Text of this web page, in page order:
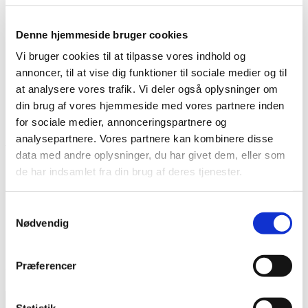
Denne hjemmeside bruger cookies
Vi bruger cookies til at tilpasse vores indhold og
annoncer, til at vise dig funktioner til sociale medier og til
at analysere vores trafik. Vi deler også oplysninger om
din brug af vores hjemmeside med vores partnere inden
for sociale medier, annonceringspartnere og
analysepartnere. Vores partnere kan kombinere disse
data med andre oplysninger, du har givet dem, eller som
de har indsamlet fra din brug af deres tjenester.
Nødvendig
Præferencer
Lim
Vippe- & Brynfarve
DIY Lashes
Gavekort
Nedsatte Varer
Showroom
Søg
Vare: Spider Gel Sort
Spider Gel Sort
Udsolgt!
Få besked når varen er på lager